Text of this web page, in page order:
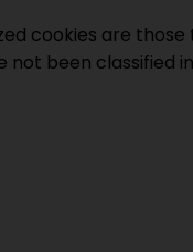
cookies are
not been classified